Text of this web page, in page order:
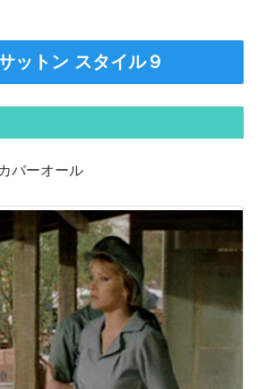
ットン スタイル９
バーオール